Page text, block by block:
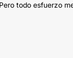
todo esfuerzo